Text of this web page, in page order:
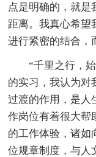
点是明确的，就是
距离。我真心希望
进行紧密的结合，
“千里之行，始
的实习，我认为对
过渡的作用，是人
作岗位有着很大帮
的工作体验，诸如
位规章制度，与人